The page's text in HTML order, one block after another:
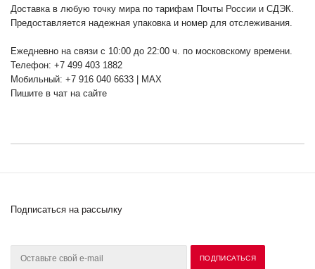
Доставка в любую точку мира по тарифам Почты России и СДЭК.
Предоставляется надежная упаковка и номер для отслеживания.
Ежедневно на связи с 10:00 до 22:00 ч. по московскому времени.
Телефон: +7 499 403 1882
Мобильный: +7 916 040 6633 | MAX
Пишите в чат на сайте
Подписаться на рассылку